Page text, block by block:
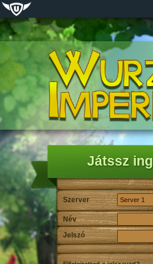
Játssz
Szerver
Név
Jelszó